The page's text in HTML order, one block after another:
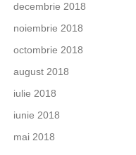
decembrie 2018
noiembrie 2018
octombrie 2018
august 2018
iulie 2018
iunie 2018
mai 2018